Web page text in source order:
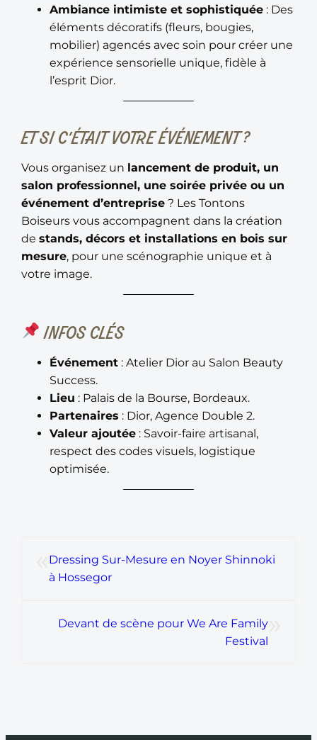
Ambiance intimiste et sophistiquée : Des
éléments décoratifs (fleurs, bougies,
mobilier) agencés avec soin pour créer une
expérience sensorielle unique, fidèle à
l’esprit Dior.
ET SI C’ÉTAIT VOTRE ÉVÉNEMENT ?
Vous organisez un lancement de produit, un
salon professionnel, une soirée privée ou un
événement d’entreprise ? Les Tontons
Boiseurs vous accompagnent dans la création
destands, décors et installations en bois sur
mesure, pour une scénographie unique et à
votre image.
INFOS CLÉS
Événement : Atelier Dior au Salon Beauty
Success.
Lieu : Palais de la Bourse, Bordeaux.
Partenaires : Dior, Agence Double 2.
Valeur ajoutée : Savoir-faire artisanal,
respect des codes visuels, logistique
optimisée.
Dressing Sur-Mesure en Noyer Shinnoki
à Hossegor
»
Devant de scène pour We Are Family
Festival